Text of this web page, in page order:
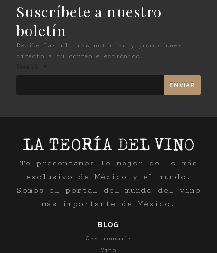
Suscríbete a nuestro
boletín
Recibe las ultimas noticias y promociones
directo a tu correo electrónico.
Te presentamos lo mejor de lo más
exclusivo de México y el mundo.
Somos el portal del mundo del vino
más importante de México.
BLOG
Gastronomía
Vino